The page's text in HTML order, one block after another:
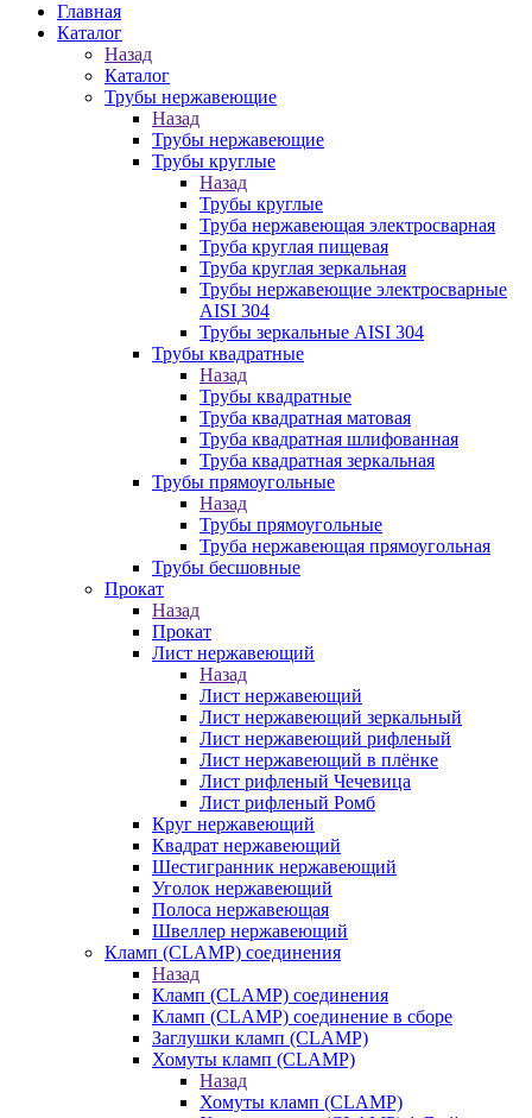
Главная
Каталог
Назад
Каталог
Трубы нержавеющие
Назад
Трубы нержавеющие
Трубы круглые
Назад
Трубы круглые
Труба нержавеющая электросварная
Труба круглая пищевая
Труба круглая зеркальная
Трубы нержавеющие электросварные
AISI 304
Трубы зеркальные AISI 304
Трубы квадратные
Назад
Трубы квадратные
Труба квадратная матовая
Труба квадратная шлифованная
Труба квадратная зеркальная
Трубы прямоугольные
Назад
Трубы прямоугольные
Труба нержавеющая прямоугольная
Трубы бесшовные
Прокат
Назад
Прокат
Лист нержавеющий
Назад
Лист нержавеющий
Лист нержавеющий зеркальный
Лист нержавеющий рифленый
Лист нержавеющий в плёнке
Лист рифленый Чечевица
Лист рифленый Ромб
Круг нержавеющий
Квадрат нержавеющий
Шестигранник нержавеющий
Уголок нержавеющий
Полоса нержавеющая
Швеллер нержавеющий
Кламп (CLAMP) соединения
Назад
Кламп (CLAMP) соединения
Кламп (CLAMP) соединение в сборе
Заглушки кламп (CLAMP)
Хомуты кламп (CLAMP)
Назад
Хомуты кламп (CLAMP)